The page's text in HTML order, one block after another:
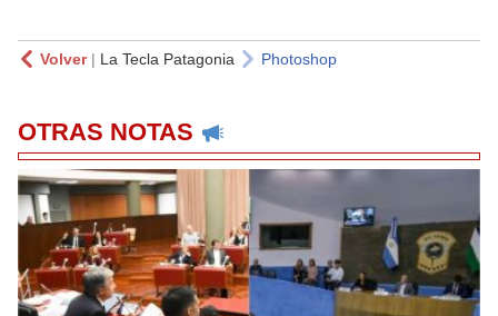
Volver| La Tecla Patagonia Photoshop
OTRAS NOTAS